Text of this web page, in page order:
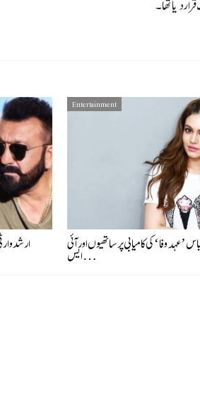
ارشد
Entertainment
’عہد وفا‘ کی کامیابی پر ساتھیوں اور آئی
ایس…